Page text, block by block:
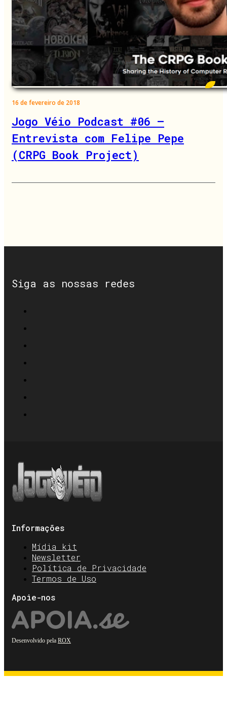
16 de fevereiro de 2018
Jogo Véio Podcast #06 –
Entrevista com Felipe Pepe
(CRPG Book Project)
Siga as nossas redes
Informações
Mídia kit
Newsletter
Política de Privacidade
Termos de Uso
Apoie-nos
Desenvolvido pela ROX